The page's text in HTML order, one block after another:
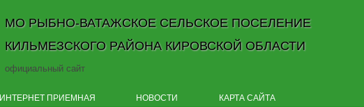
МО РЫБНО-ВАТАЖСКОЕ СЕЛЬСКОЕ ПОСЕЛЕНИЕ
КИЛЬМЕЗСКОГО РАЙОНА КИРОВСКОЙ ОБЛАСТИ
официальный сайт
Skip to content
ИНТЕРНЕТ ПРИЕМНАЯ НОВОСТИ КАРТА САЙТА